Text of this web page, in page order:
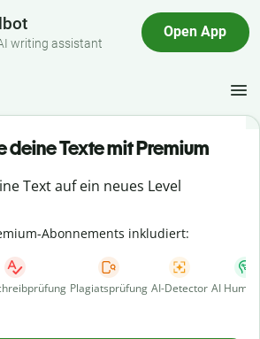
writing assistant
Open App
deine Texte mit Premium
Text auf ein neues Level
Abonnements inkludiert:
Plagiatsprüfung AI-Detector AI